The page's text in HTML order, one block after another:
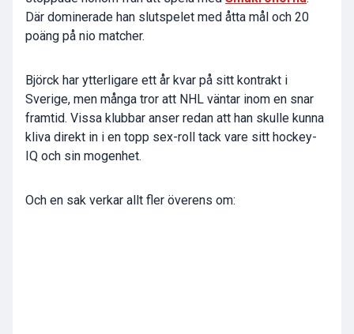
Där dominerade han slutspelet med åtta mål och 20
poäng på nio matcher.
Björck har ytterligare ett år kvar på sitt kontrakt i
Sverige, men många tror att NHL väntar inom en snar
framtid. Vissa klubbar anser redan att han skulle kunna
kliva direkt in i en topp sex-roll tack vare sitt hockey-
IQ och sin mogenhet.
Och en sak verkar allt fler överens om: